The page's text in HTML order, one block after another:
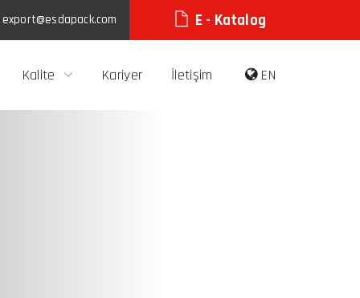
export@esdapack.com E - Katalog
Kalite Kariyer İletişim EN